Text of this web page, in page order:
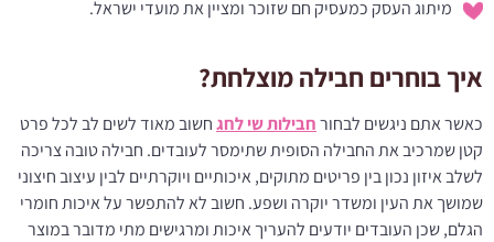
מיתוג העסק כמעסיק חם שזוכר ומציין את מועדי ישראל.
איך בוחרים חבילה מוצלחת?
כאשר אתם ניגשים לבחורחבילות שי לחגחשוב מאוד לשים לב לכל פרט
קטן שמרכיב את החבילה הסופית שתימסר לעובדים. חבילה טובה צריכה
לשלב איזון נכון בין פריטים מתוקים, איכותיים ויוקרתיים לבין עיצוב חיצוני
שמושך את העין ומשדר יוקרה ושפע. חשוב לא להתפשר על איכות חומרי
הגלם, שכן העובדים יודעים להעריך איכות ומרגישים מתי מדובר במוצר